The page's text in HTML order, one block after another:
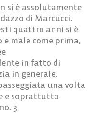
si è assolutamente
di Marcucci.
quattro anni si è
male come prima,
in fatto di
in generale.
una volta
e soprattutto
3